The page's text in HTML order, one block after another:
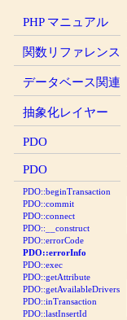
PHP マニュアル
関数リファレンス
データベース関連
抽象化レイヤー
PDO
PDO
PDO::beginTransaction
PDO::commit
PDO::connect
PDO::__construct
PDO::errorCode
PDO::errorInfo
PDO::exec
PDO::getAttribute
PDO::getAvailableDrivers
PDO::inTransaction
PDO::lastInsertId